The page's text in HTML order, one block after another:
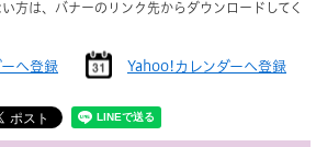
方は、バナーのリンク先からダウンロードしてく
へ登録 Yahoo!カレンダーへ登録